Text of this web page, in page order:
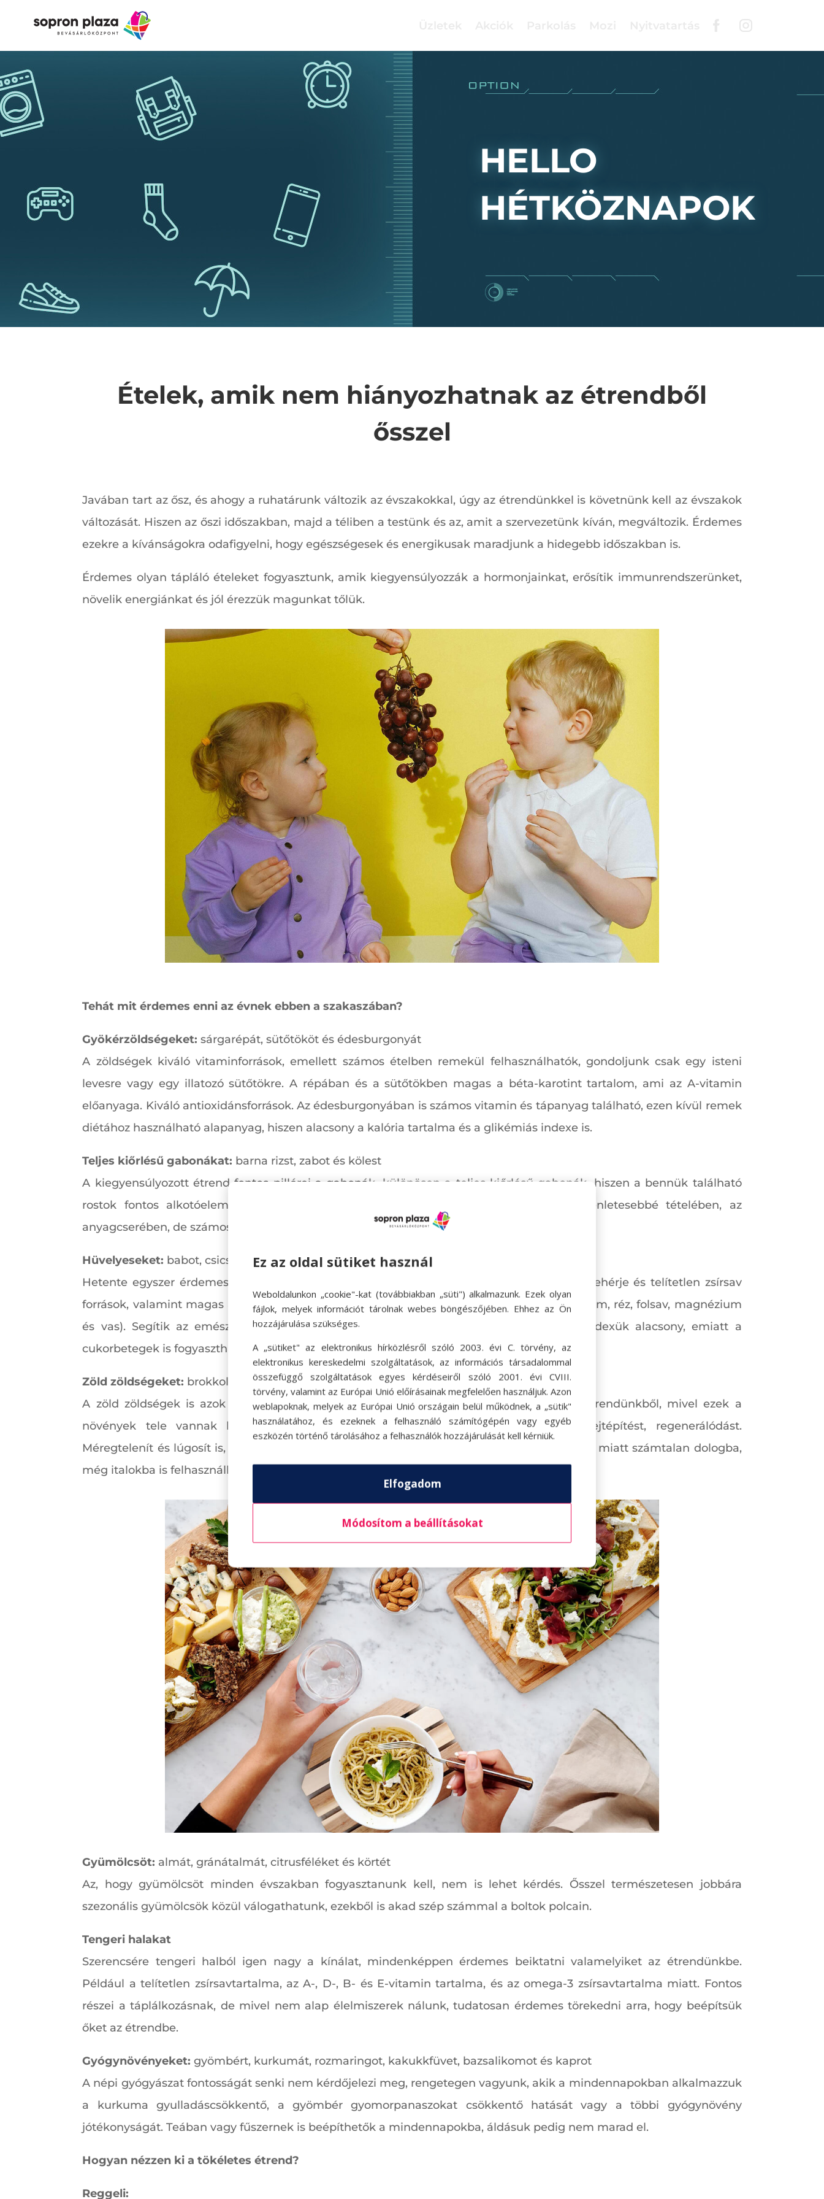
HELLO
HÉTKÖZNAPOK
Ételek, amik nem hiányozhatnak az étrendből
ősszel
Javában tart az ősz, és ahogy a ruhatárunk változik az évszakokkal, úgy az étrendünkkel is követnünk kell az évszakok
változását. Hiszen az őszi időszakban, majd a téliben a testünk és az, amit a szervezetünk kíván, megváltozik. Érdemes
ezekre a kívánságokra odafigyelni, hogy egészségesek és energikusak maradjunk a hidegebb időszakban is.
Érdemes olyan tápláló ételeket fogyasztunk, amik kiegyensúlyozzák a hormonjainkat, erősítik immunrendszerünket,
növelik energiánkat és jól érezzük magunkat tőlük.
Tehát mit érdemes enni az évnek ebben a szakaszában?
Gyökérzöldségeket: sárgarépát, sütőtököt és édesburgonyát
A zöldségek kiváló vitaminforrások, emellett számos ételben remekül felhasználhatók, gondoljunk csak egy isteni
levesre vagy egy illatozó sütőtökre. A répában és a sütőtökben magas a béta-karotint tartalom, ami az A-vitamin
előanyaga. Kiváló antioxidánsforrások. Az édesburgonyában is számos vitamin és tápanyag található, ezen kívül remek
diétához használható alapanyag, hiszen alacsony a kalória tartalma és a glikémiás indexe is.
Teljes kiőrlésű gabonákat: barna rizst, zabot és kölest
A kiegyensúlyozott étrend fontos pillérei a gabonák, különösen a teljes kiőrlésű gabonák, hiszen a bennük található
rostok fontos alkotóelemei az egészséges étkezésnek. Segítenek a vércukorszint egyenletesebbé tételében, az
anyagcserében, de számos vitaminhoz is hozzájut a szervezetünk a fogyasztásukkal.
Hüvelyeseket: babot, csicseriborsót, lencsét, szójababot
Hetente egyszer érdemes hüvelyest is fogyasztani. Hogy miért? Ezek a zöldségek kiváló fehérje és telítetlen zsírsav
források, valamint magas a rost, vitamin (B5-, E-) és ásványianyag-tartalmuk (kalcium, kálium, réz, folsav, magnézium
és vas). Segítik az emésztést, és még a koleszterinszintet is csökkentik. A glikémiás indexük alacsony, emiatt a
cukorbetegek is fogyaszthatják őket.
Zöld zöldségeket: brokkolit, spenótot, kelkáposztát, zellert, articsókát
A zöld zöldségek is azok közé az ételek közé tartoznak, amik nem hiányozhatnak az étrendünkből, mivel ezek a
növények tele vannak klorofill-lal, ami roppant hatékony immunerősítő, segíti a sejtépítést, regenerálódást.
Méregtelenít és lúgosít is, valamint csökkenti a vér koleszterinszintjét. A spenót íztelensége miatt számtalan dologba,
még italokba is felhasználható, s úgy is kifejti jótékony hatását.
Gyümölcsöt: almát, gránátalmát, citrusféléket és körtét
Az, hogy gyümölcsöt minden évszakban fogyasztanunk kell, nem is lehet kérdés. Ősszel természetesen jobbára
szezonális gyümölcsök közül válogathatunk, ezekből is akad szép számmal a boltok polcain.
Tengeri halakat
Szerencsére tengeri halból igen nagy a kínálat, mindenképpen érdemes beiktatni valamelyiket az étrendünkbe.
Például a telítetlen zsírsavtartalma, az A-, D-, B- és E-vitamin tartalma, és az omega-3 zsírsavtartalma miatt. Fontos
részei a táplálkozásnak, de mivel nem alap élelmiszerek nálunk, tudatosan érdemes törekedni arra, hogy beépítsük
őket az étrendbe.
Gyógynövényeket: gyömbért, kurkumát, rozmaringot, kakukkfüvet, bazsalikomot és kaprot
A népi gyógyászat fontosságát senki nem kérdőjelezi meg, rengetegen vagyunk, akik a mindennapokban alkalmazzuk
a kurkuma gyulladáscsökkentő, a gyömbér gyomorpanaszokat csökkentő hatását vagy a többi gyógynövény
jótékonyságát. Teában vagy fűszernek is beépíthetők a mindennapokba, áldásuk pedig nem marad el.
Hogyan nézzen ki a tökéletes étrend?
Reggeli:
Ez az oldal sütiket használ
Weboldalunkon „cookie"-kat (továbbiakban „süti") alkalmazunk. Ezek olyan
fájlok, melyek információt tárolnak webes böngészőjében. Ehhez az Ön
hozzájárulása szükséges.
A „sütiket" az elektronikus hírközlésről szóló 2003. évi C. törvény, az
elektronikus kereskedelmi szolgáltatások, az információs társadalommal
összefüggő szolgáltatások egyes kérdéseiről szóló 2001. évi CVIII.
törvény, valamint az Európai Unió előírásainak megfelelően használjuk. Azon
weblapoknak, melyek az Európai Unió országain belül működnek, a „sütik"
használatához, és ezeknek a felhasználó számítógépén vagy egyéb
eszközén történő tárolásához a felhasználók hozzájárulását kell kérniük.
Elfogadom
Módosítom a beállításokat